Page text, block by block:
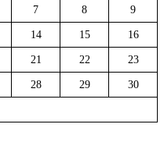
7 8 9
14 15 16
21 22 23
28 29 30